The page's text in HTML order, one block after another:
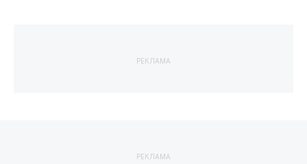
РЕКЛАМА
РЕКЛАМА